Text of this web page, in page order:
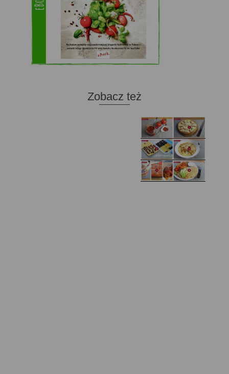
Zobacz też
Domowy ketchup (bez
cukru)
Tarta francuska z
cebulą i pomidorem
Domowe żelki
Zupa kurkowa z
selerem i pietruszką